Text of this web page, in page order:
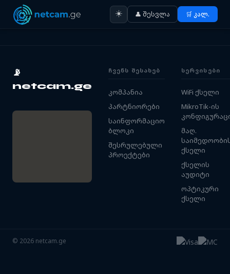
☀️ 👤 შესვლა 🛒 კალ.
📡
netcam.ge
ᲩᲕᲔᲜᲡ ᲨᲔᲡᲐᲮᲔᲑ
კომპანია
პარტნიორები
საინფორმაციო
ბლოკი
შესრულებული
პროექტები
ᲡᲔᲠᲕᲘᲡᲔᲑᲘ
WiFi ქსელი
MikroTik-ის
მაღ.
ქსელი
ქსელის
აუდიტი
ოპტიკური
ქსელი
© 2026 netcam.ge